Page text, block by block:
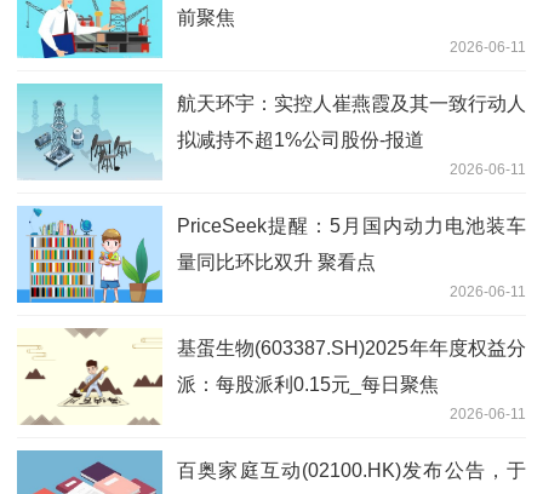
前聚焦
2026-06-11
航天环宇：实控人崔燕霞及其一致行动人
拟减持不超1%公司股份-报道
2026-06-11
PriceSeek提醒：5月国内动力电池装车
量同比环比双升 聚看点
2026-06-11
基蛋生物(603387.SH)2025年年度权益分
派：每股派利0.15元_每日聚焦
2026-06-11
百奥家庭互动(02100.HK)发布公告，于